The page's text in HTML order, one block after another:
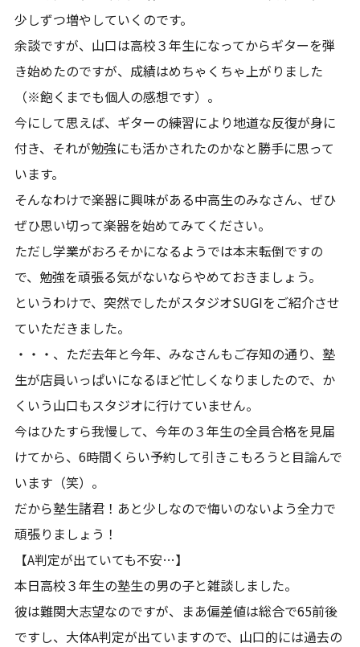
少しずつ増やしていくのです。
余談ですが、山口は高校３年生になってからギターを弾
き始めたのですが、成績はめちゃくちゃ上がりました
（※飽くまでも個人の感想です）。
今にして思えば、ギターの練習により地道な反復が身に
付き、それが勉強にも活かされたのかなと勝手に思って
います。
そんなわけで楽器に興味がある中高生のみなさん、ぜひ
ぜひ思い切って楽器を始めてみてください。
ただし学業がおろそかになるようでは本末転倒ですの
で、勉強を頑張る気がないならやめておきましょう。
というわけで、突然でしたがスタジオSUGIをご紹介させ
ていただきました。
・・・、ただ去年と今年、みなさんもご存知の通り、塾
生が店員いっぱいになるほど忙しくなりましたので、か
くいう山口もスタジオに行けていません。
今はひたすら我慢して、今年の３年生の全員合格を見届
けてから、6時間くらい予約して引きこもろうと目論んで
います（笑）。
だから塾生諸君！あと少しなので悔いのないよう全力で
頑張りましょう！
【A判定が出ていても不安…】
本日高校３年生の塾生の男の子と雑談しました。
彼は難関大志望なのですが、まあ偏差値は総合で65前後
ですし、大体A判定が出ていますので、山口的には過去の